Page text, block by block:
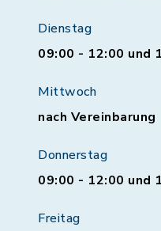
Dienstag
09:00 - 12:00 und
Mittwoch
nach Vereinbarung
Donnerstag
09:00 - 12:00 und
Freitag